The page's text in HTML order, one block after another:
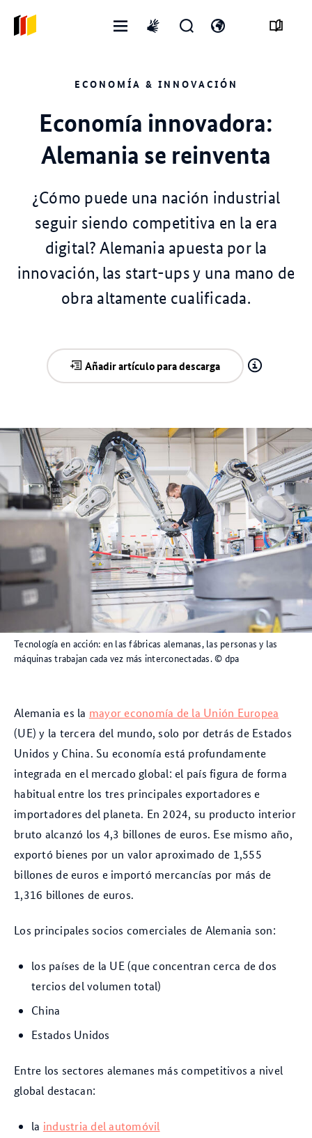
búsqueda
de
ECONOMÍA & INNOVACIÓN
Economía innovadora:
Alemania se reinventa
¿Cómo puede una nación industrial
seguir siendo competitiva en la era
digital? Alemania apuesta por la
innovación, las start-ups y una mano de
obra altamente cualificada.
Añadir artículo para descarga
Tecnología en acción: en las fábricas alemanas, las personas y las
máquinas trabajan cada vez más interconectadas.© dpa
Alemania es la mayor economía de la Unión Europea
(UE) y la tercera del mundo, solo por detrás de Estados
Unidos y China. Su economía está profundamente
integrada en el mercado global: el país figura de forma
habitual entre los tres principales exportadores e
importadores del planeta. En 2024, su producto interior
bruto alcanzó los 4,3 billones de euros. Ese mismo año,
exportó bienes por un valor aproximado de 1,555
billones de euros e importó mercancías por más de
1,316 billones de euros.
Los principales socios comerciales de Alemania son:
los países de la UE (que concentran cerca de dos
tercios del volumen total)
China
Estados Unidos
Entre los sectores alemanes más competitivos a nivel
global destacan:
la industria del automóvil